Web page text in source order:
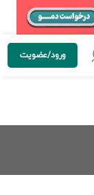
ورود/عضویت